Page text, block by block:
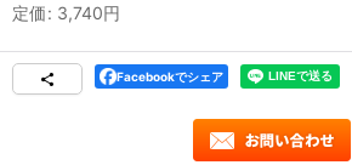
定価: 3,740円
Facebookでシェア